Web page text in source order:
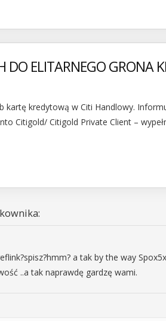
DO ELITARNEGO GRONA
kartę kredytową w Citi Handlowy.
Citigold/ Citigold Private Client –
a tak by the way
..a tak naprawdę gardzę wami.